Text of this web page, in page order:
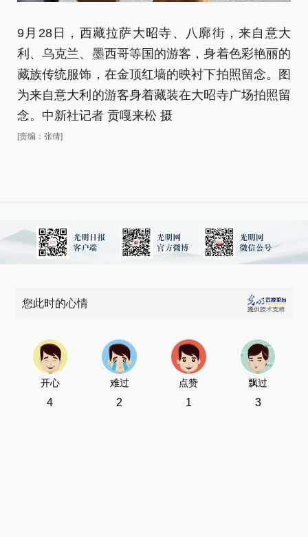
9月28日，西藏拉萨大昭寺、八廓街，来自意大
利、乌克兰、墨西哥等国的游客，身着色彩艳丽的
藏族传统服饰，在金顶红墙的映衬下拍照留念。图
为来自意大利的游客身着藏装在大昭寺广场拍照留
念。中新社记者 贡嘎来松 摄
[责编：张倩]
您此时的心情
开心
4
难过
2
点赞
1
飘过
3